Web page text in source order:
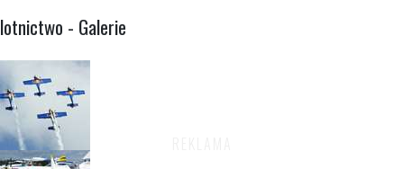
lotnictwo - Galerie